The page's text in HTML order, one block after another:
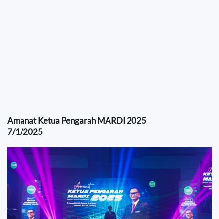
Amanat Ketua Pengarah MARDI 2025
7/1/2025